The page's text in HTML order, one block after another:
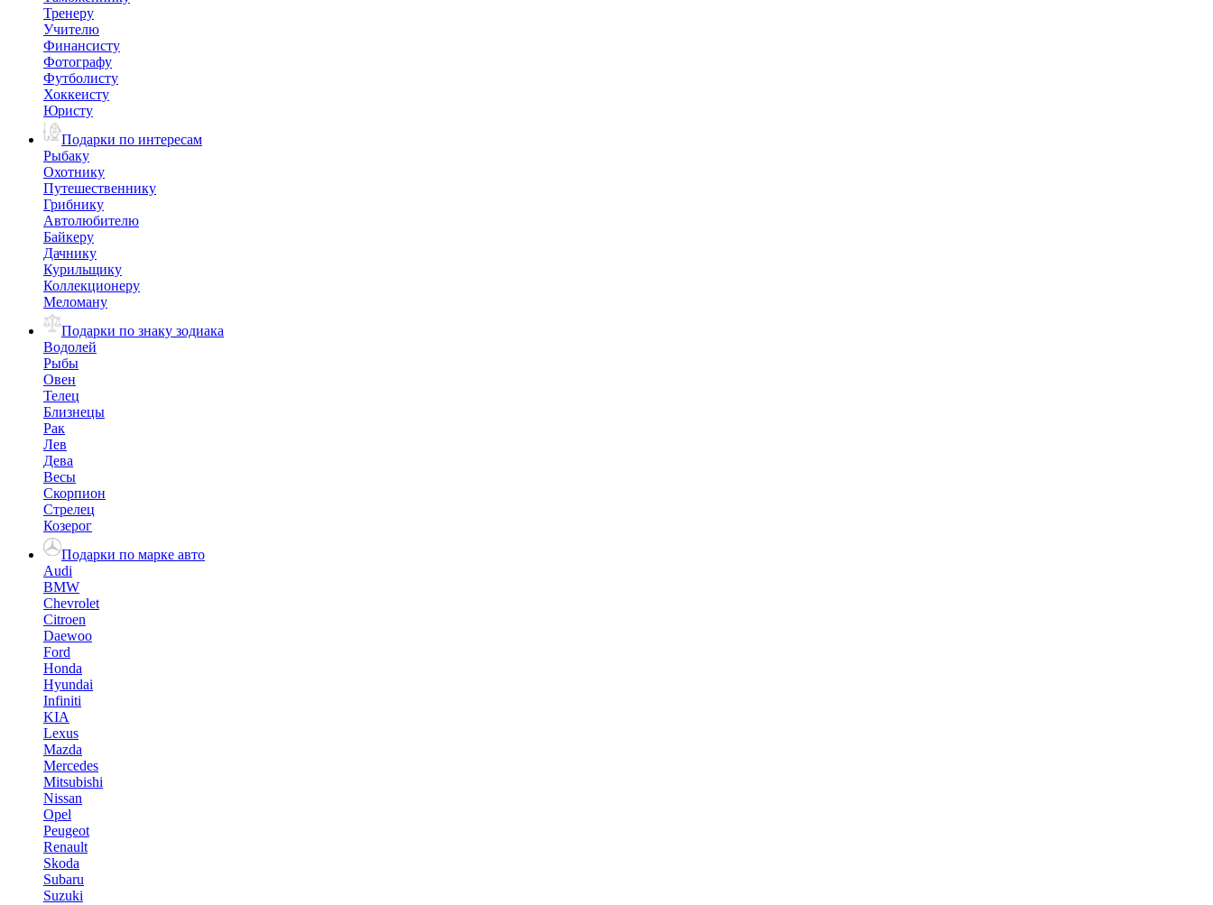
Тренеру
Учителю
Финансисту
Фотографу
Футболисту
Хоккеисту
Юристу
Подарки по интересам
Рыбаку
Охотнику
Путешественнику
Грибнику
Автолюбителю
Байкеру
Дачнику
Курильщику
Коллекционеру
Меломану
Подарки по знаку зодиака
Водолей
Рыбы
Овен
Телец
Близнецы
Рак
Лев
Дева
Весы
Скорпион
Стрелец
Козерог
Подарки по марке авто
Audi
BMW
Chevrolet
Citroen
Daewoo
Ford
Honda
Hyundai
Infiniti
KIA
Lexus
Mazda
Mercedes
Mitsubishi
Nissan
Opel
Peugeot
Renault
Skoda
Subaru
Suzuki